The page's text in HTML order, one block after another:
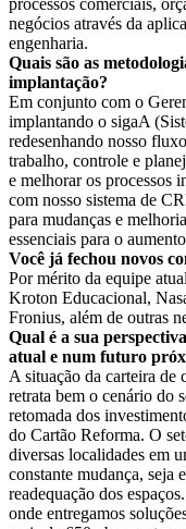
negócios através da
engenharia.
Quais são as
implantação?
Em conjunto com o
implantando o sigaA
redesenhando nosso
trabalho, controle e
e melhorar os processos
com nosso sistema de
para mudanças e
essenciais para o
Você já fechou novos
Por mérito da equipe
Kroton Educacional,
Fronius, além de outras
Qual é a sua
atual e num futuro
A situação da carteira de
retrata bem o cenário do
retomada dos
do Cartão Reforma. O
diversas localidades em
constante mudança, seja
readequação dos
onde entregamos